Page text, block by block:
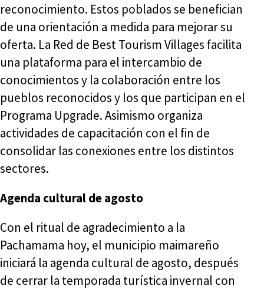
reconocimiento. Estos poblados se benefician
de una orientación a medida para mejorar su
oferta. La Red de Best Tourism Villages facilita
una plataforma para el intercambio de
conocimientos y la colaboración entre los
pueblos reconocidos y los que participan en el
Programa Upgrade. Asimismo organiza
actividades de capacitación con el fin de
consolidar las conexiones entre los distintos
sectores.
Agenda cultural de agosto
Con el ritual de agradecimiento a la
Pachamama hoy, el municipio maimareño
iniciará la agenda cultural de agosto, después
de cerrar la temporada turística invernal con